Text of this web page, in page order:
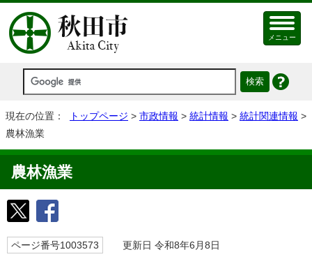
メニュー
現在の位置： トップページ > 市政情報 > 統計情報 > 統計関連情報 >
農林漁業
農林漁業
ページ番号1003573 更新日 令和8年6月8日